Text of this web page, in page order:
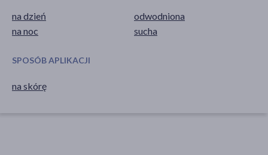
na dzień
na noc
odwodniona
sucha
SPOSÓB APLIKACJI
na skórę